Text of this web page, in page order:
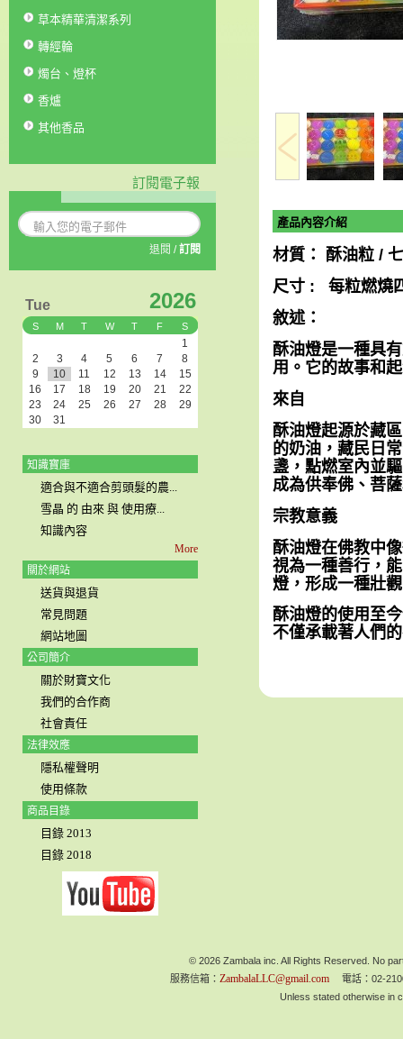
草本精華清潔系列
轉經輪
燭台、燈杯
香爐
其他香品
訂閱電子報
退閱 /訂閱
Tue 2026
S M T W T F S
1
2
3 4 5 6 7
8
9
10 11 12 13 14
15
16
17 18 19 20 21
22
23
24 25 26 27 28
29
30
31
知識寶庫
適合與不適合剪頭髮的農...
雪晶 的 由來 與 使用療...
知識內容
More
關於網站
送貨與退貨
常見問題
網站地圖
公司簡介
關於財寶文化
我們的合作商
社會責任
法律效應
隱私權聲明
使用條款
商品目錄
目錄 2013
目錄 2018
產品內容介紹
材質： 酥油粒 /
尺寸 : 每粒燃燒
敘述：
酥油燈是一種具
用。它的故事和
來自
酥油燈起源於藏
的奶油，藏民日
盞，點燃室內並
成為供奉佛、菩
宗教意義
酥油燈在佛教中
視為一種善行，
燈，形成一種壯
酥油燈的使用至
不僅承載著人們
© 2026 Zambala inc. All Rights Reserved. No
服務信箱： ZambalaLLC@gmail.com 電話：02-
Unless stated otherwise